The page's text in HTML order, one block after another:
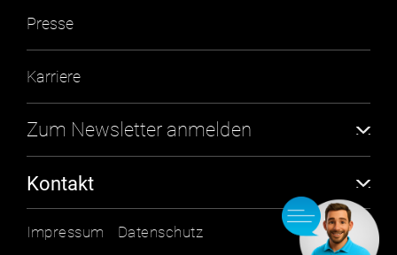
Presse
Karriere
Zum Newsletter anmelden
Abonnieren
Kontakt
milon industries GmbH
Impressum Datenschutz